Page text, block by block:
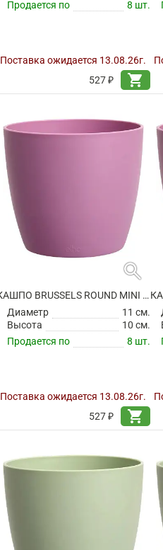
Продается по
8 шт.
Поставка ожидается 13.08.26г.
527 ₽
shopping_cart
search
КАШПО BRUSSELS ROUND MINI VIVID VIOLET
Диаметр
11 см.
Высота
10 см.
Продается по
8 шт.
Поставка ожидается 13.08.26г.
527 ₽
shopping_cart